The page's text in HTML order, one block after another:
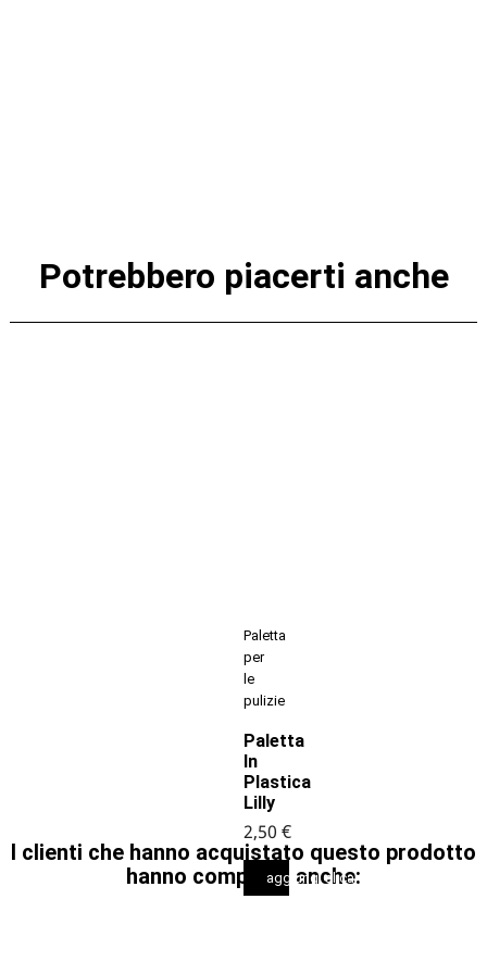
Potrebbero piacerti anche
Paletta
per
le
pulizie
Paletta
In
Plastica
Lilly
2,50 €
aggiungi al carrello
I clienti che hanno acquistato questo prodotto
hanno comprato anche: